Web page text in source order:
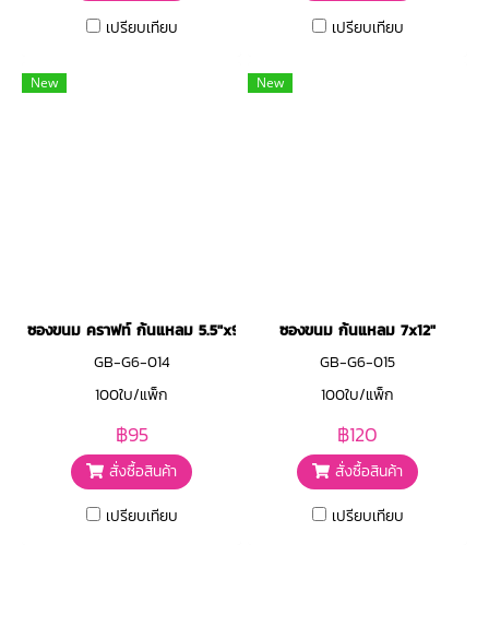
เปรียบเทียบ
เปรียบเทียบ
New
ซองขนม คราฟท์ ก้นแหลม 5.5"x9.5"
GB-G6-014
100ใบ/แพ็ก
฿95
สั่งซื้อสินค้า
เปรียบเทียบ
New
ซองขนม ก้นแหลม 7x12"
GB-G6-015
100ใบ/แพ็ก
฿120
สั่งซื้อสินค้า
เปรียบเทียบ